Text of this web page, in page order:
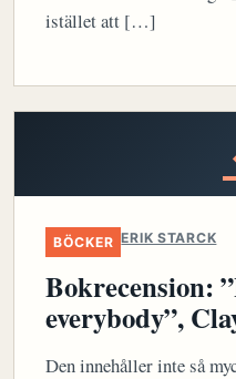
istället att […]
BÖCKER ERIK STARCK
Bokrecension:
everybody”,
Den innehåller inte så